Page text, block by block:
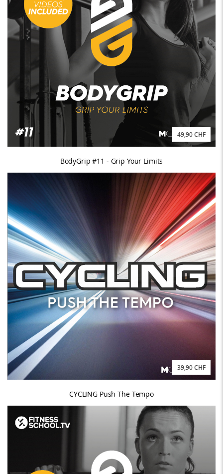
49,90 CHF
BodyGrip #11 - Grip Your Limits
39,90 CHF
CYCLING Push The Tempo